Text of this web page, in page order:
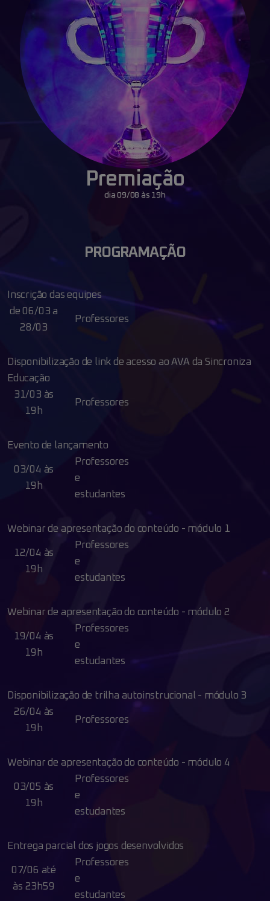
Premiação
dia 09/08 às 19h
PROGRAMAÇÃO
Inscrição das equipes
de 06/03 a
28/03
Professores
Disponibilização de link de acesso ao AVA da Sincroniza
Educação
31/03 às
19h
Professores
Evento de lançamento
03/04 às
19h
Professores
e
estudantes
Webinar de apresentação do conteúdo - módulo 1
12/04 às
19h
Professores
e
estudantes
Webinar de apresentação do conteúdo - módulo 2
19/04 às
19h
Professores
e
estudantes
Disponibilização de trilha autoinstrucional - módulo 3
26/04 às
19h
Professores
Webinar de apresentação do conteúdo - módulo 4
03/05 às
19h
Professores
e
estudantes
Entrega parcial dos jogos desenvolvidos
07/06 até
às 23h59
Professores
e
estudantes